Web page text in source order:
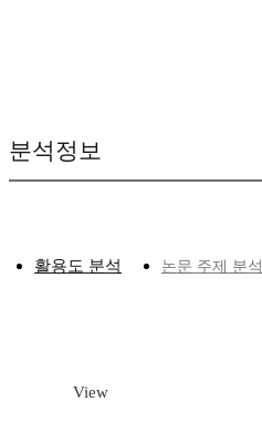
분석정보
활용도 분석 논문 주제 분석
View